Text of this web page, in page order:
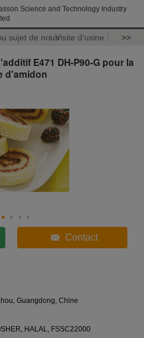
Science and Technology Industry
sujet de nousVisite d'usine >>
E471 DH-P90-G pour la
d'amidon
Contact
Guangdong, Chine
HALAL, FSSC22000